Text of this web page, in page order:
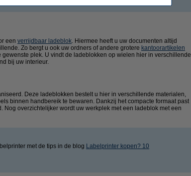
een verrijdbaar ladeblok . Hiermee heeft u uw documenten altijd
Zo bergt u ook uw ordners of andere grotere kantoorartikelen
plek. U vindt de ladeblokken op wielen hier in verschillende
bij uw interieur.
Deze ladeblokken bestelt u hier in verschillende materialen,
binnen handbereik te bewaren. Dankzij het compacte formaat past
overzichtelijker wordt uw werkplek met een ladeblok met een
met de tips in de blog Labelprinter kopen? 10